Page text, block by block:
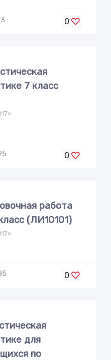
0
7 класс
0
работа
(ЛИ10101)
0
для
по